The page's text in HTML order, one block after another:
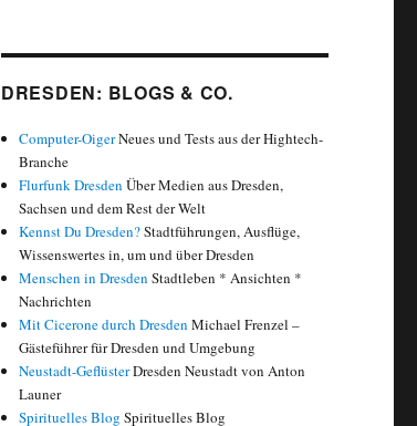
DRESDEN: BLOGS & CO.
Computer-OigerNeues und Tests aus der Hightech-
Branche
Flurfunk Dresden Über Medien aus Dresden,
Sachsen und dem Rest der Welt
Kennst Du Dresden?Stadtführungen, Ausflüge,
Wissenswertes in, um und über Dresden
Menschen in Dresden Stadtleben * Ansichten *
Nachrichten
Mit Cicerone durch Dresden Michael Frenzel –
Gästeführer für Dresden und Umgebung
Neustadt-GeflüsterDresden Neustadt von Anton
Launer
Spirituelles Blog Spirituelles Blog